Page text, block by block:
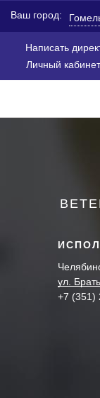
Написать
Личный кабинет
Ваш город:
ул.
+7 (351)